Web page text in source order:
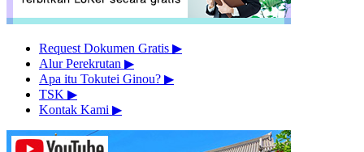
Request Dokumen Gratis ▶︎
Alur Perekrutan ▶︎
Apa itu Tokutei Ginou? ▶︎
TSK ▶︎
Kontak Kami ▶︎